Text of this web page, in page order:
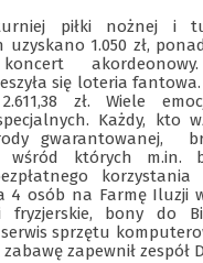
piłki nożnej i
uzyskano 1.050 zł,
się loteria
zł. Wiele
Każdy, kto
gwarantowanej,
wśród których m.in.
4 osób na Farmę Iluzji
fryzjerskie, bony do
sprzętu
zapewnił zespół